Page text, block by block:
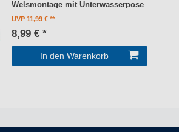
Welsmontage mit Unterwasserpose
UVP 11,99 €
8,99 € *
In den Warenkorb